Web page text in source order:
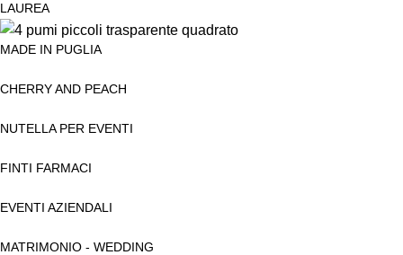
LAUREA
MADE IN PUGLIA
CHERRY AND PEACH
NUTELLA PER EVENTI
FINTI FARMACI
EVENTI AZIENDALI
MATRIMONIO - WEDDING